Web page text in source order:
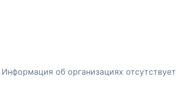
Информация об организациях отсутствует